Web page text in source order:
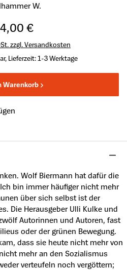
W.
€
zzgl. Versandkosten
Lieferzeit: 1-3 Werktage
Warenkorb
Wolf Biermann hat dafür die
bin immer häufiger nicht mehr
über sich selbst ist der
Die Herausgeber Ulli Kulke und
Autorinnen und Autoren, fast
oder der grünen Bewegung.
dass sie heute nicht mehr von
mehr an den Sozialismus
verteufeln noch vergöttern;